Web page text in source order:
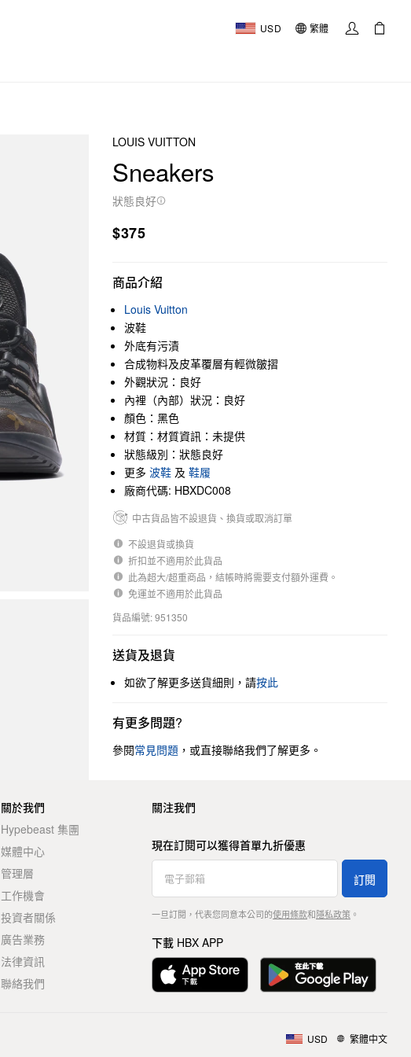
USD 繁體
LOUIS VUITTON
Sneakers
狀態良好
$375
商品介紹
Louis Vuitton
波鞋
外底有污漬
合成物料及皮革覆層有輕微皺摺
外觀狀況：良好
內裡（內部）狀況：良好
顏色：黑色
材質：材質資訊：未提供
狀態級別：狀態良好
更多 波鞋 及 鞋履
廠商代碼: HBXDC008
中古貨品皆不設退貨、換貨或取消訂單
不設退貨或換貨
折扣並不適用於此貨品
此為超大/超重商品，結帳時將需要支付額外運費。
免運並不適用於此貨品
貨品編號: 951350
送貨及退貨
如欲了解更多送貨細則，請按此
有更多問題?
參閱常見問題 ，或直接聯絡我們了解更多。
關於我們
Hypebeast 集團
媒體中心
管理層
工作機會
投資者關係
廣告業務
法律資訊
聯絡我們
關注我們
現在訂閱可以獲得首單九折優惠
訂閱
一旦訂閱，代表您同意本公司的使用條款和隱私政策。
下載 HBX APP
USD 繁體中文